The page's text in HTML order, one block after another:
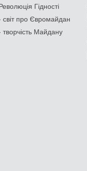
Гідності
світ про Євромайдан
творчість Майдану